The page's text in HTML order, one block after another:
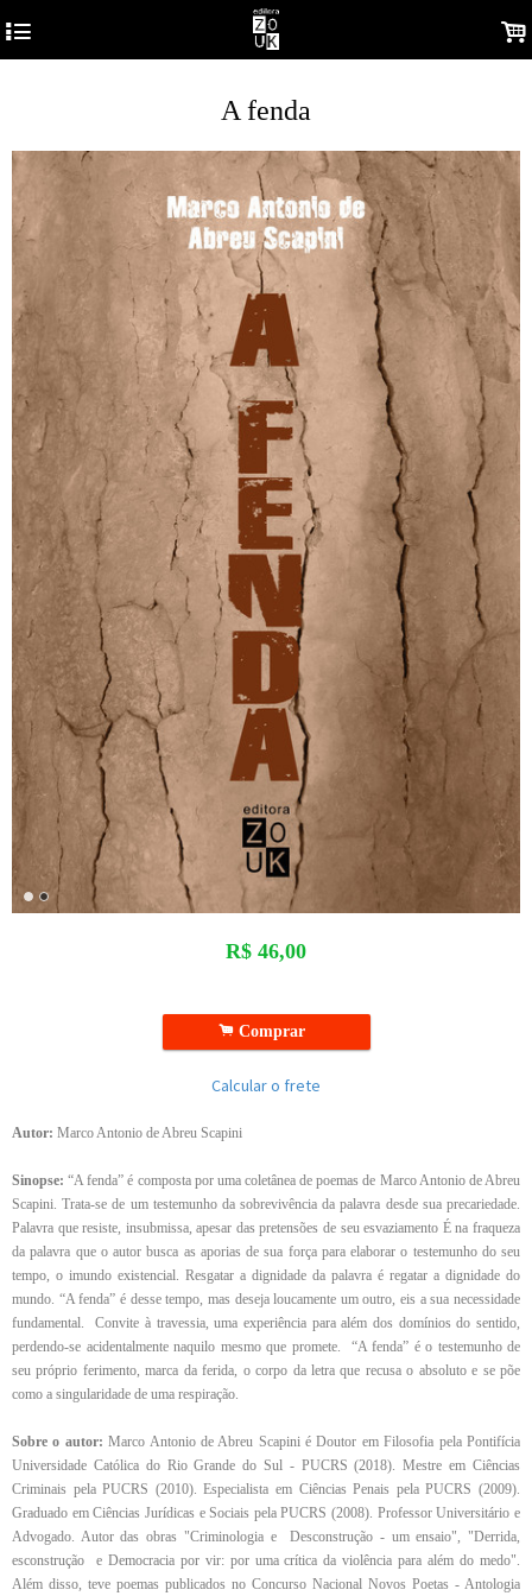
4 .
A fenda
R$ 46,00
.Comprar
Calcular o frete
Autor: Marco Antonio de Abreu Scapini
Sinopse: “A fenda” é composta por uma coletânea de poemas de Marco Antonio de Abreu
Scapini. Trata-se de um testemunho da sobrevivência da palavra desde sua precariedade.
Palavra que resiste, insubmissa, apesar das pretensões de seu esvaziamento É na fraqueza
da palavra que o autor busca as aporias de sua força para elaborar o testemunho do seu
tempo, o imundo existencial. Resgatar a dignidade da palavra é regatar a dignidade do
mundo. “A fenda” é desse tempo, mas deseja loucamente um outro, eis a sua necessidade
fundamental. Convite à travessia, uma experiência para além dos domínios do sentido,
perdendo-se acidentalmente naquilo mesmo que promete. “A fenda” é o testemunho de
seu próprio ferimento, marca da ferida, o corpo da letra que recusa o absoluto e se põe
como a singularidade de uma respiração.
Sobre o autor: Marco Antonio de Abreu Scapini é Doutor em Filosofia pela Pontifícia
Universidade Católica do Rio Grande do Sul - PUCRS (2018). Mestre em Ciências
Criminais pela PUCRS (2010). Especialista em Ciências Penais pela PUCRS (2009).
Graduado em Ciências Jurídicas e Sociais pela PUCRS (2008). Professor Universitário e
Advogado. Autor das obras "Criminologia e Desconstrução - um ensaio", "Derrida,
esconstrução e Democracia por vir: por uma crítica da violência para além do medo".
Além disso, teve poemas publicados no Concurso Nacional Novos Poetas - Antologia